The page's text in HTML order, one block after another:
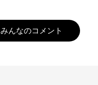
みんなのコメント